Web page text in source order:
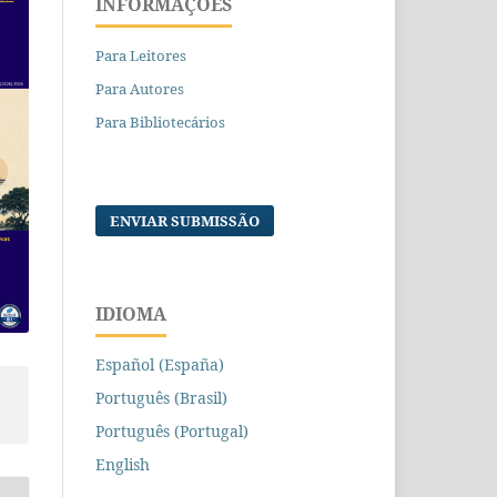
Para Leitores
Para Autores
Para Bibliotecários
ENVIAR SUBMISSÃO
IDIOMA
Español (España)
Português (Brasil)
Português (Portugal)
English